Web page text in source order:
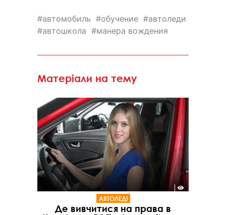
автомобиль обучение
автоледи
автошкола
манера вождения
Матеріали на тему
АВТОЛЕДІ
Де вивчитися на права в